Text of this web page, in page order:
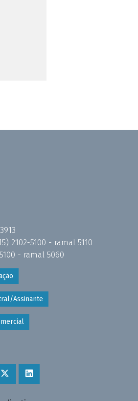
2102-5100 - ramal 5110
- ramal 5060
Assinante